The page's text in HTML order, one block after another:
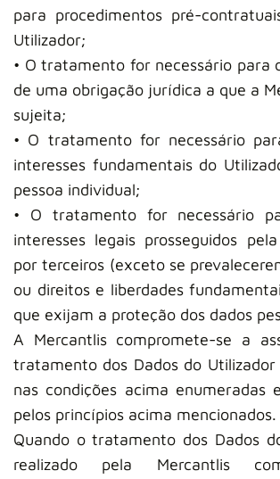
para procedimentos pré-
Utilizador;
• O tratamento for necessário para
de uma obrigação jurídica a que a
sujeita;
• O tratamento for necessário
interesses fundamentais do
pessoa individual;
• O tratamento for necessário
interesses legais prosseguidos
por terceiros (exceto se
ou direitos e liberdades
que exijam a proteção dos dados
A Mercantlis compromete-se a
tratamento dos Dados do
nas condições acima enumeradas
pelos princípios acima mencionados.
Quando o tratamento dos Dados
realizado pela Mercantlis